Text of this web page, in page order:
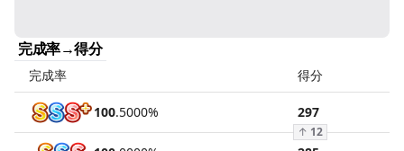
完成率→得分
完成率 得分
100.5000% 297
↑ 12